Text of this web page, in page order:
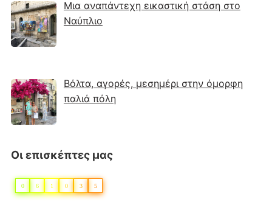
Μια αναπάντεχη εικαστική στάση στο
Ναύπλιο
Βόλτα, αγορές, μεσημέρι στην όμορφη
παλιά πόλη
Οι επισκέπτες μας
0 6 1 0 3 5